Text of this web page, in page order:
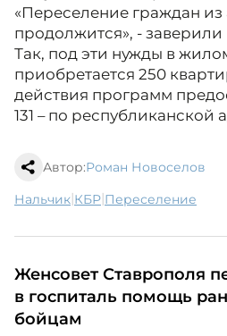
«Переселение граждан
продолжится», - заверили
Так, под эти нужды в
приобретается 250
действия программ
131 – по
Автор:Роман Новоселов
Нальчик| КБР| переселение
Женсовет Ставрополя
в госпиталь помощь
бойцам